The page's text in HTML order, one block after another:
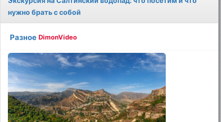
нужно брать с собой
Разное DimonVideo